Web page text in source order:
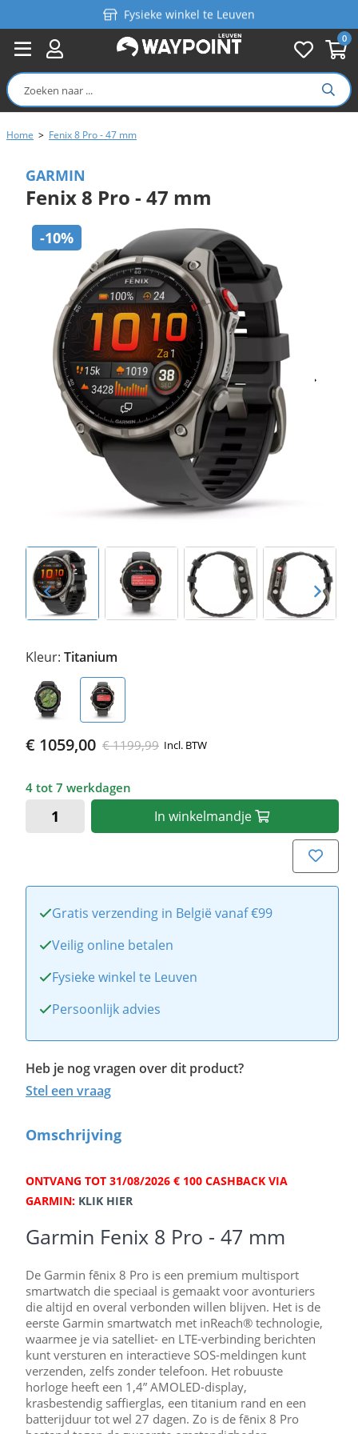
0
Fysieke winkel te Leuven
Persoonlijk advies
Gratis verzending in België vanaf €99
Home > Fenix 8 Pro - 47 mm
GARMIN
Fenix 8 Pro - 47 mm
-10%
Kleur: Titanium
€ 1199,99
€ 1059,00 Incl. BTW
4 tot 7 werkdagen
In winkelmandje
Gratis verzending in België vanaf €99
Veilig online betalen
Fysieke winkel te Leuven
Persoonlijk advies
Heb je nog vragen over dit product?
Stel een vraag
Omschrijving
ONTVANG TOT 31/08/2026 € 100 CASHBACK VIA
GARMIN: KLIK HIER
Garmin Fenix 8 Pro - 47 mm
De Garmin fēnix 8 Pro is een premium multisport
smartwatch die speciaal is gemaakt voor avonturiers
die altijd en overal verbonden willen blijven. Het is de
eerste Garmin smartwatch met inReach® technologie,
waarmee je via satelliet- en LTE-verbinding berichten
kunt versturen en interactieve SOS-meldingen kunt
verzenden, zelfs zonder telefoon. Het robuuste
horloge heeft een 1,4” AMOLED-display,
krasbestendig saffierglas, een titanium rand en een
batterijduur tot wel 27 dagen. Zo is de fēnix 8 Pro